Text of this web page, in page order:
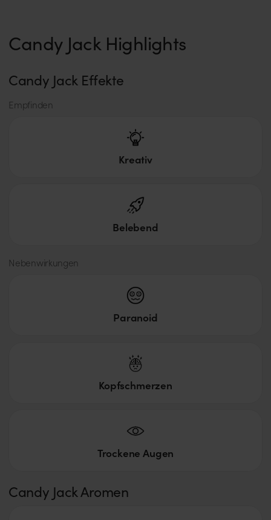
Appetitlosigkeit zu bekämpfen. Candy Jack hat bereits einige
Cannabis Cups gewonnen, und ihre Potenz, ihr Geschmack
und ihre Wirkung haben dieser Sativa einen hervorragenden
Ruf in der Cannabiswelt eingebracht.
Candy Jack Highlights
Candy Jack Effekte
Empfinden
Kreativ
Belebend
Nebenwirkungen
Paranoid
Kopfschmerzen
Trockene Augen
Candy Jack Aromen